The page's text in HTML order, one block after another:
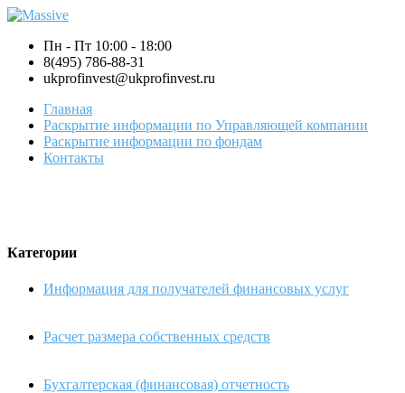
Пн - Пт 10:00 - 18:00
8(495) 786-88-31
ukprofinvest@ukprofinvest.ru
Главная
Раскрытие информации по Управляющей компании
Раскрытие информации по фондам
Контакты
Категории
Информация для получателей финансовых услуг
Расчет размера собственных средств
Бухгалтерская (финансовая) отчетность